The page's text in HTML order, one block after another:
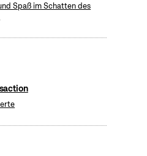
Spaß im Schatten des